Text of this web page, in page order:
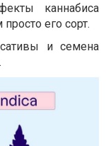
каннабиса
его сорт.
и семена